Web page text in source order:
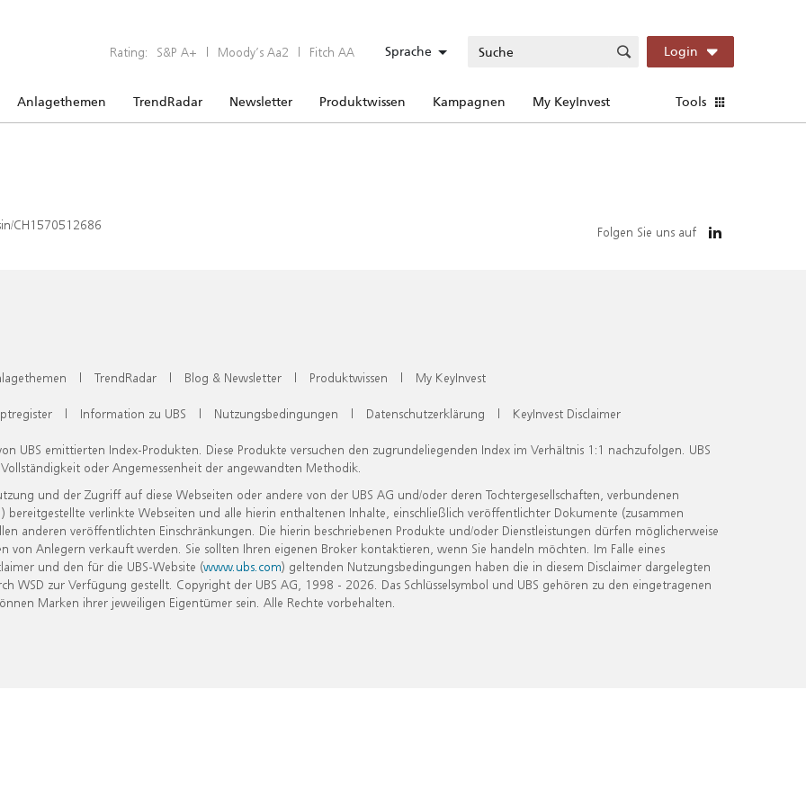
Rating: S&P A+ | Moody’s Aa2 | Fitch AA Sprache Login
Anlagethemen TrendRadar Newsletter Produktwissen Kampagnen My KeyInvest Tools
CH1570512686 Folgen Sie uns auf
| TrendRadar | Blog & Newsletter | Produktwissen | My KeyInvest
| Information zu UBS | Nutzungsbedingungen | Datenschutzerklärung | KeyInvest Disclaimer
UBS emittierten Index-Produkten. Diese Produkte versuchen den zugrundeliegenden Index im Verhältnis 1:1 nachzufolgen. UBS
oder Angemessenheit der angewandten Methodik.
und der Zugriff auf diese Webseiten oder andere von der UBS AG und/oder deren Tochtergesellschaften, verbundenen
verlinkte Webseiten und alle hierin enthaltenen Inhalte, einschließlich veröffentlichter Dokumente (zusammen
anderen veröffentlichten Einschränkungen. Die hierin beschriebenen Produkte und/oder Dienstleistungen dürfen möglicherweise
Anlegern verkauft werden. Sie sollten Ihren eigenen Broker kontaktieren, wenn Sie handeln möchten. Im Falle eines
und den für die UBS-Website (www.ubs.com) geltenden Nutzungsbedingungen haben die in diesem Disclaimer dargelegten
zur Verfügung gestellt. Copyright der UBS AG, 1998 - 2026. Das Schlüsselsymbol und UBS gehören zu den eingetragenen
Marken ihrer jeweiligen Eigentümer sein. Alle Rechte vorbehalten.